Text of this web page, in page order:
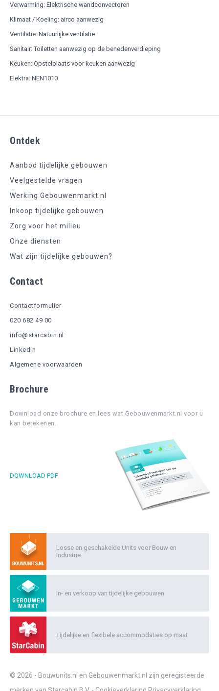
Verwarming: Elektrische wandconvectoren
Klimaat / Koeling: airco aanwezig
Ventilatie: Natuurlijke ventilatie
Sanitair: Toiletten aanwezig op de benedenverdieping
Keuken: Opstelplaats voor keuken aanwezig
Elektra: NEN1010
Ontdek
Aanbod tijdelijke gebouwen
Veelgestelde vragen
Werking Gebouwenmarkt.nl
Inkoop tijdelijke gebouwen
Zorg voor het milieu
Onze diensten
Wat zijn tijdelijke gebouwen?
Contact
Contactformulier
020 682 49 00
info@starcabin.nl
Linkedin
Algemene voorwaarden
Brochure
Download onze brochure en lees wat Gebouwenmarkt.nl voor u
kan betekenen.
DOWNLOAD PDF
Losse en geschakelde Units voor Bouw en
Industrie
In- en verkoop van tijdelijke gebouwen
Tijdelijke en flexibele accommodaties op maat
© 2026 - Bouwunits.nl en Gebouwenmarkt.nl zijn geregisteerde